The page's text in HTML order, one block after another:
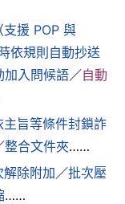
支援 POP 與
依規則自動抄送
加入問候語／自動
主旨等條件封鎖詐
整合文件夾……
解除附加／批次壓
……